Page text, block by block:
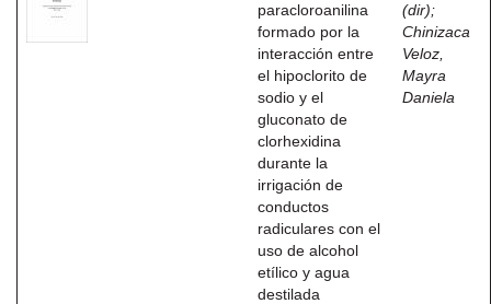
paracloroanilina
formado por la
interacción entre
el hipoclorito de
sodio y el
gluconato de
clorhexidina
durante la
irrigación de
conductos
radiculares con el
uso de alcohol
etílico y agua
destilada
(dir);
Chinizaca
Veloz,
Mayra
Daniela